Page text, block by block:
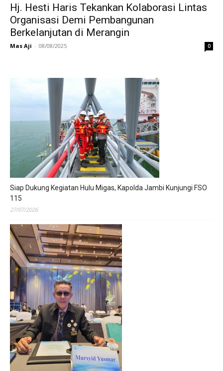
Hj. Hesti Haris Tekankan Kolaborasi Lintas
Organisasi Demi Pembangunan
Berkelanjutan di Merangin
Mas Aji - 08/08/2025 0
Siap Dukung Kegiatan Hulu Migas, Kapolda Jambi Kunjungi FSO
115
27/07/2026